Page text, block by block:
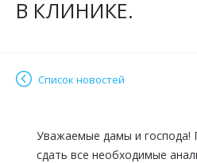
В КЛИНИКЕ.
Список новостей
Уважаемые дамы и господа!
сдать все необходимые